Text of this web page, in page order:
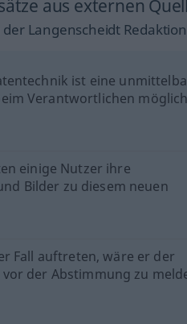
aus externen
Langenscheidt
ist eine
Verantwortlichen
einige Nutzer ihre
Bilder zu diesem neuen
Fall auftreten, wäre er der
der Abstimmung zu